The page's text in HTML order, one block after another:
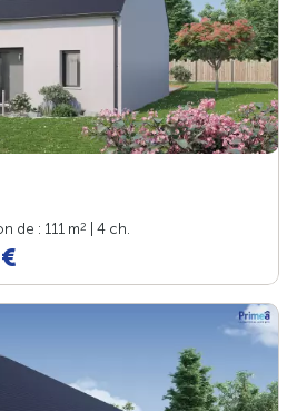
de : 111 m2
| 4 ch.